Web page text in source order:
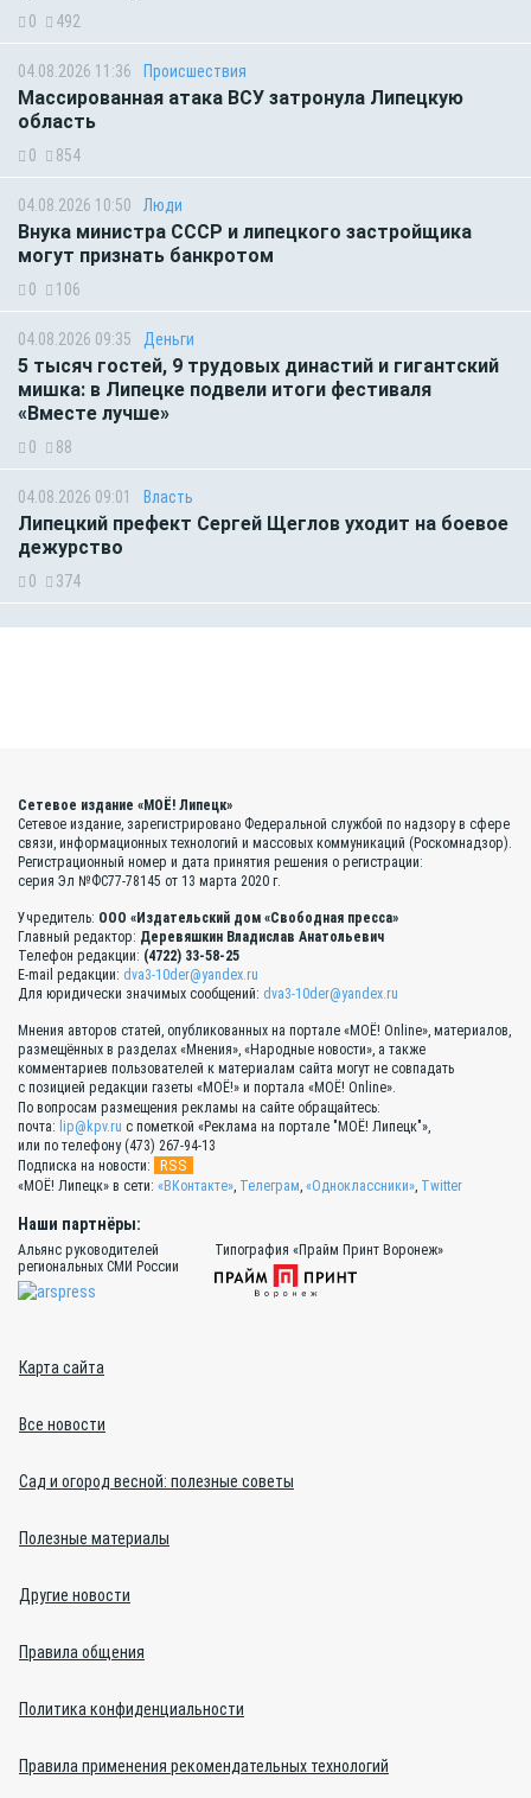
0 492
04.08.2026 11:36 Происшествия
Массированная атака ВСУ затронула Липецкую
область
0 854
04.08.2026 10:50 Люди
Внука министра СССР и липецкого застройщика
могут признать банкротом
0 106
04.08.2026 09:35 Деньги
5 тысяч гостей, 9 трудовых династий и гигантский
мишка: в Липецке подвели итоги фестиваля
«Вместе лучше»
0 88
04.08.2026 09:01 Власть
Липецкий префект Сергей Щеглов уходит на боевое
дежурство
0 374
Сетевое издание «МОЁ! Липецк»
Сетевое издание, зарегистрировано Федеральной службой по надзору в сфере
связи, информационных технологий и массовых коммуникаций (Роскомнадзор).
Регистрационный номер и дата принятия решения о регистрации:
серия Эл №ФС77-78145 от 13 марта 2020 г.
Учредитель: ООО «Издательский дом «Свободная пресса»
Главный редактор: Деревяшкин Владислав Анатольевич
Телефон редакции: (4722) 33-58-25
E-mail редакции: dva3-10der@yandex.ru
Для юридически значимых сообщений: dva3-10der@yandex.ru
Мнения авторов статей, опубликованных на портале «МОЁ! Online», материалов,
размещённых в разделах «Мнения», «Народные новости», а также
комментариев пользователей к материалам сайта могут не совпадать
с позицией редакции газеты «МОЁ!» и портала «МОЁ! Online».
По вопросам размещения рекламы на сайте обращайтесь:
почта: lip@kpv.ru с пометкой «Реклама на портале "МОЁ! Липецк"»,
или по телефону (473) 267-94-13
Подписка на новости:
RSS
«МОЁ! Липецк» в сети: «ВКонтакте» Телеграм «Одноклассники» Twitter
Наши партнёры:
Альянс руководителей
региональных СМИ России
Типография «Прайм Принт Воронеж»
Карта сайта
Все новости
Сад и огород весной: полезные советы
Полезные материалы
Другие новости
Правила общения
Политика конфиденциальности
Правила применения рекомендательных технологий